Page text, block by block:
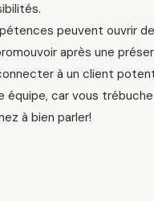
peuvent ouvrir
après une
à un client
équipe, car vous
à bien parler!